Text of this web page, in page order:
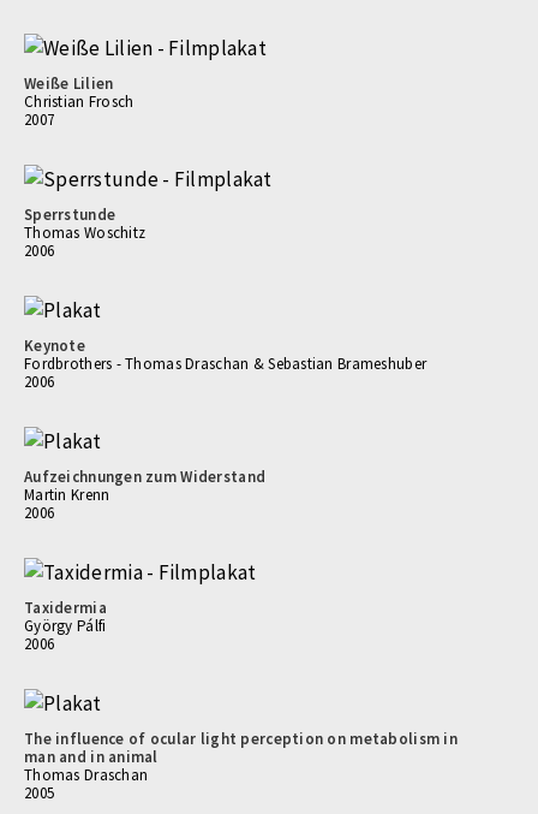
Weiße Lilien
Christian Frosch
2007
Sperrstunde
Thomas Woschitz
2006
Keynote
Fordbrothers - Thomas Draschan & Sebastian Brameshuber
2006
Aufzeichnungen zum Widerstand
Martin Krenn
2006
Taxidermia
György Pálfi
2006
The influence of ocular light perception on metabolism in
man and in animal
Thomas Draschan
2005